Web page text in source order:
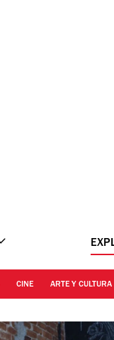
CINE ARTE Y CULTURA